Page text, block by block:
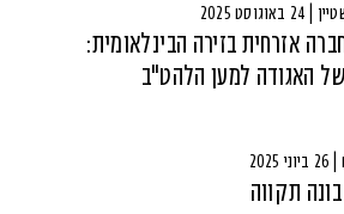
2025
אזרחית בזירה הבינלאומית:
האגודה למען הלהט"ב
תקווה